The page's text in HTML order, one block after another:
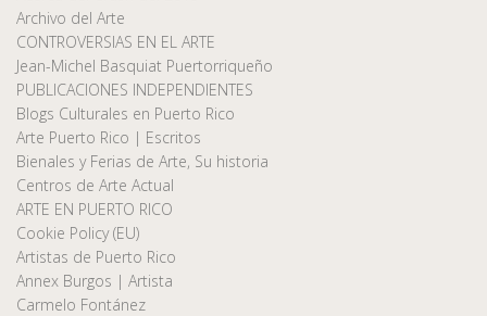
Archivo del Arte
CONTROVERSIAS EN EL ARTE
Jean-Michel Basquiat Puertorriqueño
PUBLICACIONES INDEPENDIENTES
Blogs Culturales en Puerto Rico
Arte Puerto Rico | Escritos
Bienales y Ferias de Arte, Su historia
Centros de Arte Actual
ARTE EN PUERTO RICO
Cookie Policy (EU)
Artistas de Puerto Rico
Annex Burgos | Artista
Carmelo Fontánez